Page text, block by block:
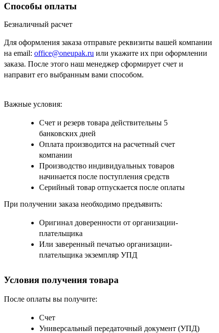
Способы оплаты
Безналичный расчет
Для оформления заказа отправьте реквизиты вашей компании
на email: office@oneupak.ru или укажите их при оформлении
заказа. После этого наш менеджер сформирует счет и
направит его выбранным вами способом.
Важные условия:
Счет и резерв товара действительны 5
банковских дней
Оплата производится на расчетный счет
компании
Производство индивидуальных товаров
начинается после поступления средств
Серийный товар отпускается после оплаты
При получении заказа необходимо предъявить:
Оригинал доверенности от организации-
плательщика
Или заверенный печатью организации-
плательщика экземпляр УПД
Условия получения товара
После оплаты вы получите:
Счет
Универсальный передаточный документ (УПД)